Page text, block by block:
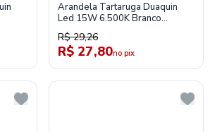
Arandela Tartaruga Duaquin
Led 15W 6.500K Branco
Tl015316
R$ 29,26
R$ 27,80no pix